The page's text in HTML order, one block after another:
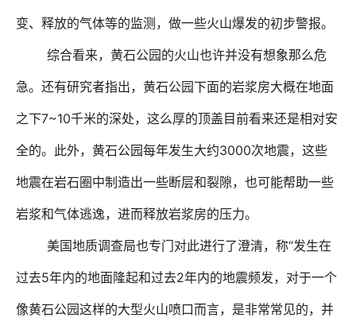
变、释放的气体等的监测，做一些火山爆发的初步警报。
综合看来，黄石公园的火山也许并没有想象那么危
急。还有研究者指出，黄石公园下面的岩浆房大概在地面
之下7~10千米的深处，这么厚的顶盖目前看来还是相对安
全的。此外，黄石公园每年发生大约3000次地震，这些
地震在岩石圈中制造出一些断层和裂隙，也可能帮助一些
岩浆和气体逃逸，进而释放岩浆房的压力。
美国地质调查局也专门对此进行了澄清，称“发生在
过去5年内的地面隆起和过去2年内的地震频发，对于一个
像黄石公园这样的大型火山喷口而言，是非常常见的，并